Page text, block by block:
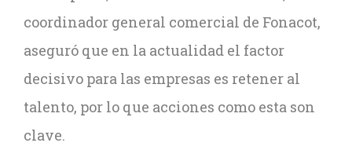
coordinador general comercial de Fonacot,
aseguró que en la actualidad el factor
decisivo para las empresas es retener al
talento, por lo que acciones como esta son
clave.